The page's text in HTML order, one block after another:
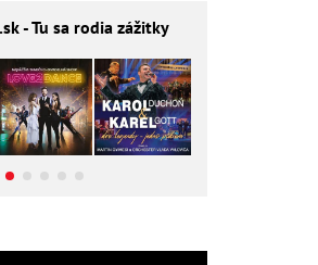
.sk - Tu sa rodia zážitky